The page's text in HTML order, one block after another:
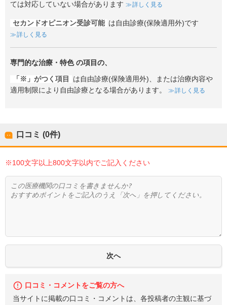
ては対応していない場合があります
詳しく見る
セカンドオピニオン受診可能 は自由診療(保険適用外)です
詳しく見る
専門的な治療・特色の項目の、
「※」がつく項目
は自由診療(保険適用外)、または治療内容や
適用制限により自由診療となる場合があります。
詳しく見る
口コミ (0件)
※100文字以上800文字以内でご記入ください
口コミ・コメントをご覧の方へ
当サイトに掲載の口コミ・コメントは、各投稿者の主観に基づ